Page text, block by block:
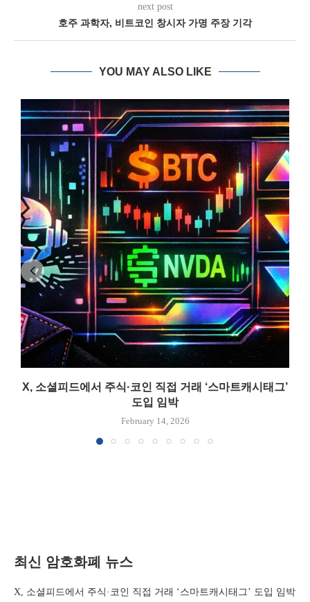
next post
호주 과학자, 비트코인 창시자 가명 주장 기각
YOU MAY ALSO LIKE
X, 소셜피드에서 주식·코인 직접 거래 ‘스마트캐시태그’
도입 임박
February 14, 2026
최신 암호화폐 뉴스
X, 소셜피드에서 주식·코인 직접 거래 ‘스마트캐시태그’ 도입 임박